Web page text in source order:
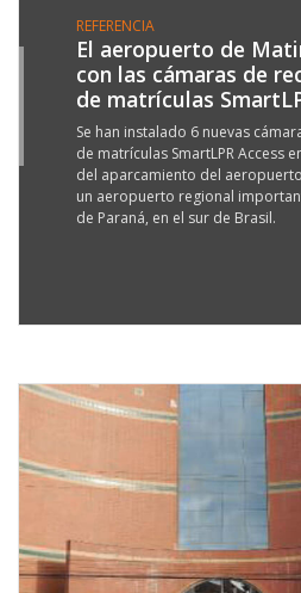
REFERENCIA
El aeropuerto de
con las cámaras de
de matrículas
Se han instalado 6 nuevas
de matrículas SmartLPR Access
del aparcamiento del
un aeropuerto regional
de Paraná, en el sur de Brasil.